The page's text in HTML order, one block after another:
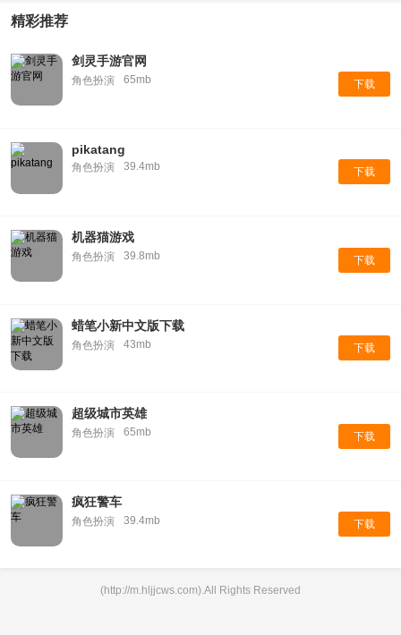
精彩推荐
剑灵手游官网
角色扮演 65mb 下载
pikatang
角色扮演 39.4mb 下载
机器猫游戏
角色扮演 39.8mb 下载
蜡笔小新中文版下载
角色扮演 43mb 下载
超级城市英雄
角色扮演 65mb 下载
疯狂警车
角色扮演 39.4mb 下载
(http://m.hljjcws.com).All Rights Reserved